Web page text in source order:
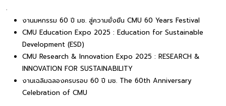
.
งานมหกรรม 60 ปี มช. สู่ความยั่งยืน CMU 60 Years Festival
CMU Education Expo 2025 : Education for Sustainable
Development (ESD)
CMU Research & Innovation Expo 2025 : RESEARCH &
INNOVATION FOR SUSTAINABILITY
งานเฉลิมฉลองครบรอบ 60 ปี มช. The 60th Anniversary
Celebration of CMU